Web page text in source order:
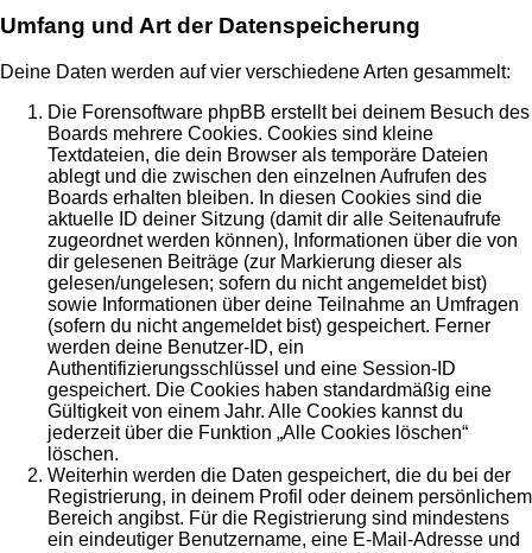
Umfang und Art der Datenspeicherung
Deine Daten werden auf vier verschiedene Arten gesammelt:
Die Forensoftware phpBB erstellt bei deinem Besuch des
Boards mehrere Cookies. Cookies sind kleine
Textdateien, die dein Browser als temporäre Dateien
ablegt und die zwischen den einzelnen Aufrufen des
Boards erhalten bleiben. In diesen Cookies sind die
aktuelle ID deiner Sitzung (damit dir alle Seitenaufrufe
zugeordnet werden können), Informationen über die von
dir gelesenen Beiträge (zur Markierung dieser als
gelesen/ungelesen; sofern du nicht angemeldet bist)
sowie Informationen über deine Teilnahme an Umfragen
(sofern du nicht angemeldet bist) gespeichert. Ferner
werden deine Benutzer-ID, ein
Authentifizierungsschlüssel und eine Session-ID
gespeichert. Die Cookies haben standardmäßig eine
Gültigkeit von einem Jahr. Alle Cookies kannst du
jederzeit über die Funktion „Alle Cookies löschen“
löschen.
Weiterhin werden die Daten gespeichert, die du bei der
Registrierung, in deinem Profil oder deinem persönlichem
Bereich angibst. Für die Registrierung sind mindestens
ein eindeutiger Benutzername, eine E-Mail-Adresse und